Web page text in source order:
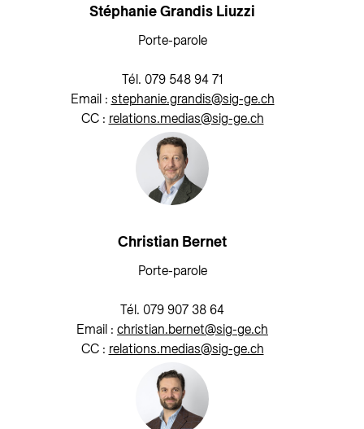
Stéphanie Grandis Liuzzi
Porte-parole
Tél. 079 548 94 71
Email : stephanie.grandis@sig-ge.ch
CC : relations.medias@sig-ge.ch
Christian Bernet
Porte-parole
Tél. 079 907 38 64
Email : christian.bernet@sig-ge.ch
CC : relations.medias@sig-ge.ch